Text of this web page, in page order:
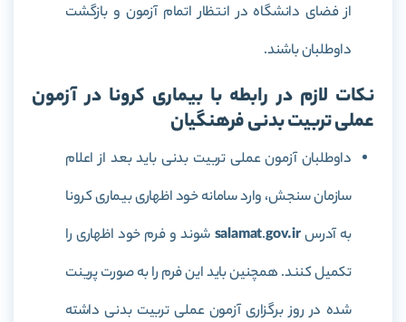
از فضای دانشگاه در انتظار اتمام آزمون و بازگشت
داوطلبان باشند.
نکات لازم در رابطه با بیماری کرونا در آزمون
عملی تربیت بدنی فرهنگیان
داوطلبان آزمون عملی تربیت بدنی باید بعد از اعلام
سازمان سنجش، وارد سامانه خود اظهاری بیماری کرونا
به آدرس
salamat.gov.ir
شوند و فرم خود اظهاری را
تکمیل کنند. همچنین باید این فرم را به صورت پرینت
شده در روز برگزاری آزمون عملی تربیت بدنی داشته